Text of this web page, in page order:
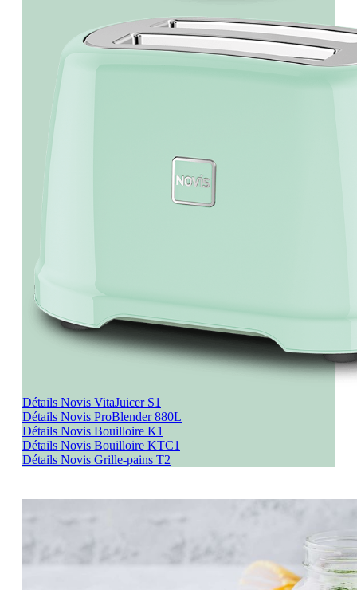
<
>
Détails Novis VitaJuicer S1
Détails Novis ProBlender 880L
Détails Novis Bouilloire K1
Détails Novis Bouilloire KTC1
Détails Novis Grille-pains T2